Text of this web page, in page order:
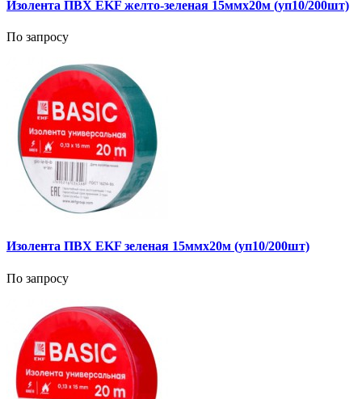
Изолента ПВХ EKF желто-зеленая 15ммх20м (уп10/200шт)
По запросу
Изолента ПВХ EKF зеленая 15ммх20м (уп10/200шт)
По запросу